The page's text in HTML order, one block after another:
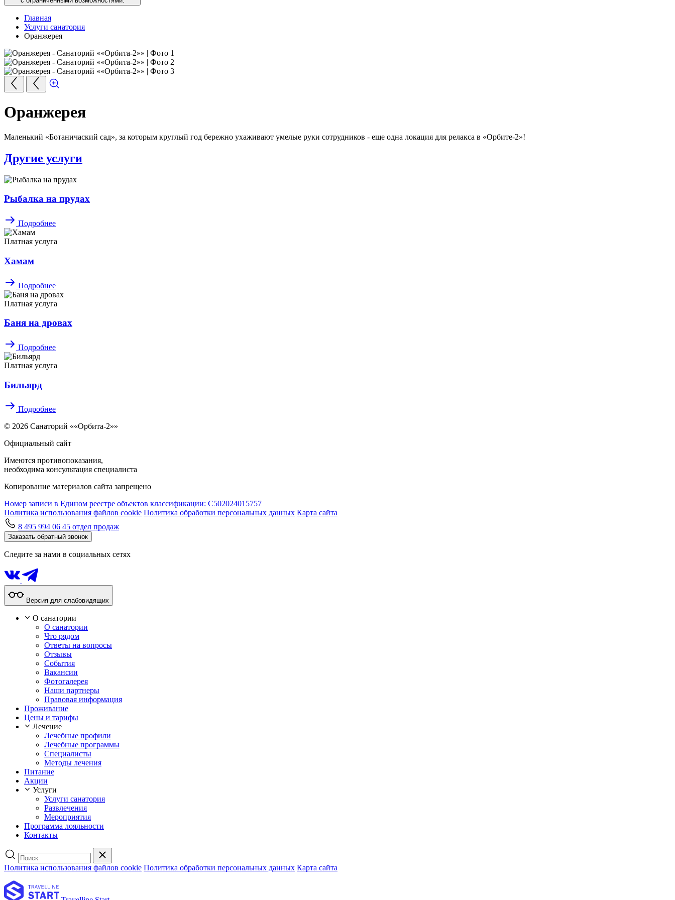
Главная
Услуги санатория
Оранжерея
Оранжерея
Маленький «Ботаничаский сад», за которым круглый год бережно ухаживают умелые руки сотрудников - еще одна локация для релакса в «Орбите-2»!
Другие услуги
Рыбалка на прудах
Подробнее
Платная услуга
Хамам
Подробнее
Платная услуга
Баня на дровах
Подробнее
Платная услуга
Бильярд
Подробнее
© 2026 Санаторий ««Орбита-2»»
Официальный сайт
Имеются противопоказания,
необходима консультация специалиста
Копирование материалов сайта запрещено
Номер записи в Едином реестре объектов классификации: С502024015757
Политика использования файлов cookie Политика обработки персональных данных Карта сайта
8 495 994 06 45 отдел продаж
Заказать обратный звонок
Следите за нами в социальных сетях
Версия для слабовидящих
О санатории
О санатории
Что рядом
Ответы на вопросы
Отзывы
События
Вакансии
Фотогалерея
Наши партнеры
Правовая информация
Проживание
Цены и тарифы
Лечение
Лечебные профили
Лечебные программы
Специалисты
Методы лечения
Питание
Акции
Услуги
Услуги санатория
Развлечения
Мероприятия
Программа лояльности
Контакты
Политика использования файлов cookie Политика обработки персональных данных Карта сайта